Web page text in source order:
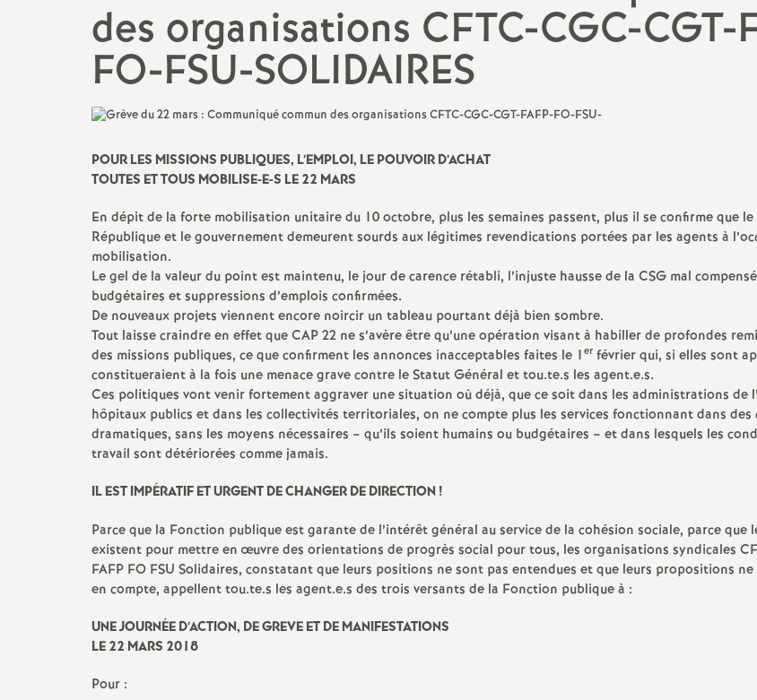
N
a
t
n
a
l
d
e
E
n
s
des organisations CFTC-CGC-CGT-
FO-FSU-SOLIDAIRES
POUR LES MISSIONS PUBLIQUES, L’EMPLOI, LE POUVOIR D’ACHAT
TOUTES ET TOUS MOBILISE-E-S LE 22 MARS
En dépit de la forte mobilisation unitaire du 10 octobre, plus les semaines passent, plus il se confirme que
République et le gouvernement demeurent sourds aux légitimes revendications portées par les agents à
mobilisation.
Le gel de la valeur du point est maintenu, le jour de carence rétabli, l’injuste hausse de la CSG mal
budgétaires et suppressions d’emplois confirmées.
De nouveaux projets viennent encore noircir un tableau pourtant déjà bien sombre.
Tout laisse craindre en effet que CAP 22 ne s’avère être qu’une opération visant à habiller de profondes
des missions publiques, ce que confirment les annonces inacceptables faites le 1er février qui, si elles sont
constitueraient à la fois une menace grave contre le Statut Général et tou.te.s les agent.e.s.
Ces politiques vont venir fortement aggraver une situation où déjà, que ce soit dans les administrations de
hôpitaux publics et dans les collectivités territoriales, on ne compte plus les services fonctionnant dans
dramatiques, sans les moyens nécessaires – qu’ils soient humains ou budgétaires – et dans lesquels les
travail sont détériorées comme jamais.
IL EST IMPÉRATIF ET URGENT DE CHANGER DE DIRECTION!
Parce que la Fonction publique est garante de l’intérêt général au service de la cohésion sociale, parce que
existent pour mettre en œuvre des orientations de progrès social pour tous, les organisations syndicales
FAFP FO FSU Solidaires, constatant que leurs positions ne sont pas entendues et que leurs propositions
en compte, appellent tou.te.s les agent.e.s des trois versants de la Fonction publique à :
UNE JOURNÉE D’ACTION, DE GREVE ET DE MANIFESTATIONS
LE 22 MARS 2018
Pour :